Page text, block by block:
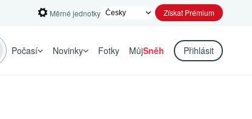
Měrné jednotky Získat Prémium
Počasí Novinky Fotky MůjSněh Přihlásit